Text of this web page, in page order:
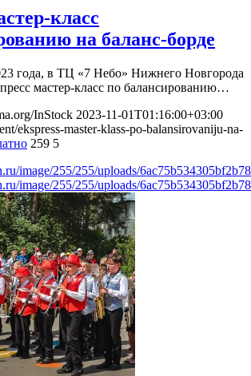
класс
на баланс-борде
года, в ТЦ «7 Небо» Нижнего Новгорода
мастер-класс по балансированию…
InStock 2023-11-01T01:16:00+03:00
ekspress-master-klass-po-balansirovaniju-na-
259 5
image/255/255/uploads/
image/255/255/uploads/